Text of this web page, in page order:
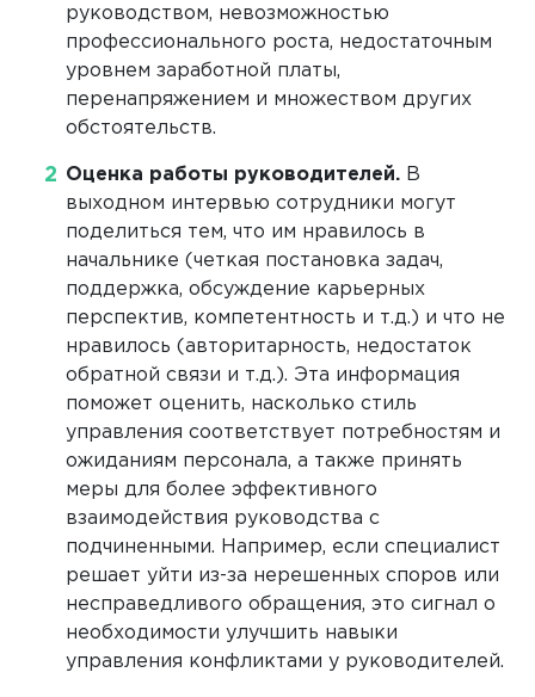
руководством, невозможностью
профессионального роста, недостаточным
уровнем заработной платы,
перенапряжением и множеством других
обстоятельств.
Оценка работы руководителей. В
выходном интервью сотрудники могут
поделиться тем, что им нравилось в
начальнике (четкая постановка задач,
поддержка, обсуждение карьерных
перспектив, компетентность и т.д.) и что не
нравилось (авторитарность, недостаток
обратной связи и т.д.). Эта информация
поможет оценить, насколько стиль
управления соответствует потребностям и
ожиданиям персонала, а также принять
меры для более эффективного
взаимодействия руководства с
подчиненными. Например, если специалист
решает уйти из-за нерешенных споров или
несправедливого обращения, это сигнал о
необходимости улучшить навыки
управления конфликтами у руководителей.